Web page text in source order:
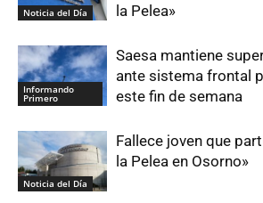
Noticia del Día
la Pelea»
Informando
Primero
Saesa mantiene
ante sistema frontal
este fin de semana
Noticia del Día
Fallece joven que
la Pelea en Osorno»